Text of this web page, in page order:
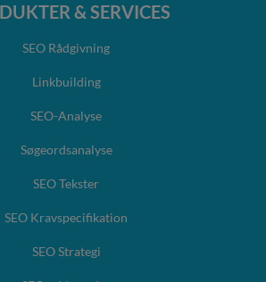
& SERVICES
SEO Rådgivning
Linkbuilding
SEO-Analyse
Søgeordsanalyse
SEO Tekster
SEO Kravspecifikation
SEO Strategi